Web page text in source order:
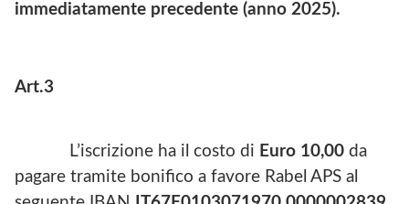
immediatamente precedente (anno 2025).
Art.3
L’iscrizione ha il costo di Euro 10,00 da
pagare tramite bonifico a favore Rabel APS al